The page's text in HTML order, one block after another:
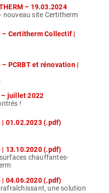
– 19.03.2024
nouveau site Certitherm
– Certitherm Collectif |
PCRBT et rénovation |
– juillet 2022
!
| 01.02.2023 (.pdf)
| 13.10.2020 (.pdf)
chauffantes-
| 04.06.2020 (.pdf)
une solution